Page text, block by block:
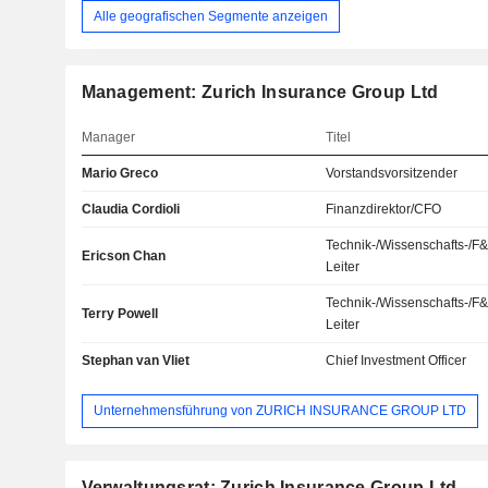
Alle geografischen Segmente anzeigen
Management: Zurich Insurance Group Ltd
Manager Titel
Mario Greco Vorstandsvorsitzender
Claudia Cordioli Finanzdirektor/CFO
Ericson Chan
Technik-/Wissenschafts-/
Leiter
Terry Powell
Technik-/Wissenschafts-/
Leiter
Stephan van Vliet Chief Investment Officer
Unternehmensführung von ZURICH INSURANCE GROUP LTD